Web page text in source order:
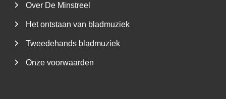
Over De Minstreel
Het ontstaan van bladmuziek
Tweedehands bladmuziek
Onze voorwaarden